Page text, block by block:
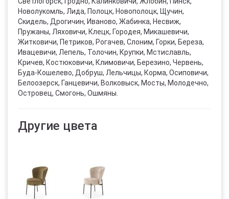
Новолукомль, Лида, Полоцк, Новополоцк, Щучин,
Скидель, Дрогичин, Иваново, Жабинка, Несвиж,
Пружаны, Ляховичи, Клецк, Городея, Микашевичи,
Житковичи, Петриков, Рогачев, Слоним, Горки, Береза,
Ивацевичи, Лепель, Толочин, Крупки, Мстиславль,
Кричев, Костюковичи, Климовичи, Березино, Червень,
Буда-Кошелево, Добруш, Лельчицы, Корма, Осиповичи,
Белоозерск, Ганцевичи, Волковыск, Мосты, Молодечно,
Островец, Смогонь, Ошмяны.
Другие цвета